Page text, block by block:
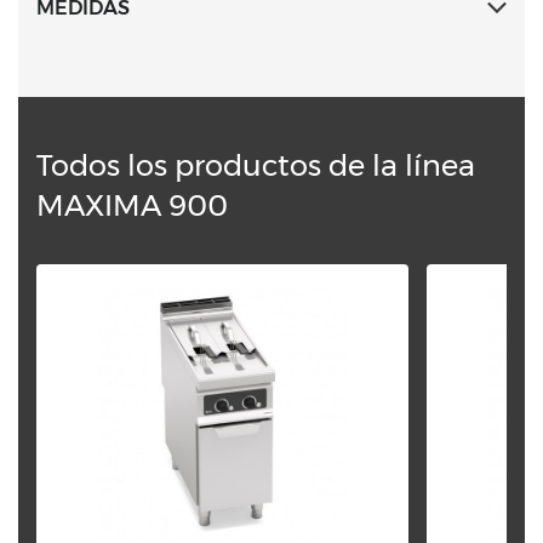
atérmica, con cubeta de recogida de acero.
MEDIDAS
Todos los productos de la línea
MAXIMA 900